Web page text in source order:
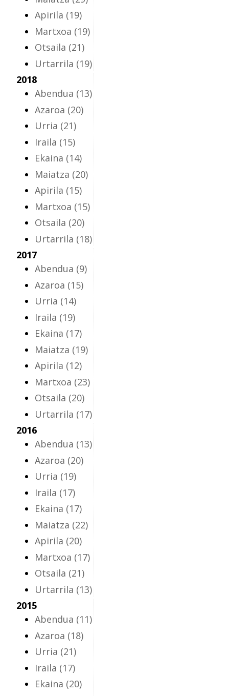
Apirila (19)
Martxoa (19)
Otsaila (21)
Urtarrila (19)
2018
Abendua (13)
Azaroa (20)
Urria (21)
Iraila (15)
Ekaina (14)
Maiatza (20)
Apirila (15)
Martxoa (15)
Otsaila (20)
Urtarrila (18)
2017
Abendua (9)
Azaroa (15)
Urria (14)
Iraila (19)
Ekaina (17)
Maiatza (19)
Apirila (12)
Martxoa (23)
Otsaila (20)
Urtarrila (17)
2016
Abendua (13)
Azaroa (20)
Urria (19)
Iraila (17)
Ekaina (17)
Maiatza (22)
Apirila (20)
Martxoa (17)
Otsaila (21)
Urtarrila (13)
2015
Abendua (11)
Azaroa (18)
Urria (21)
Iraila (17)
Ekaina (20)